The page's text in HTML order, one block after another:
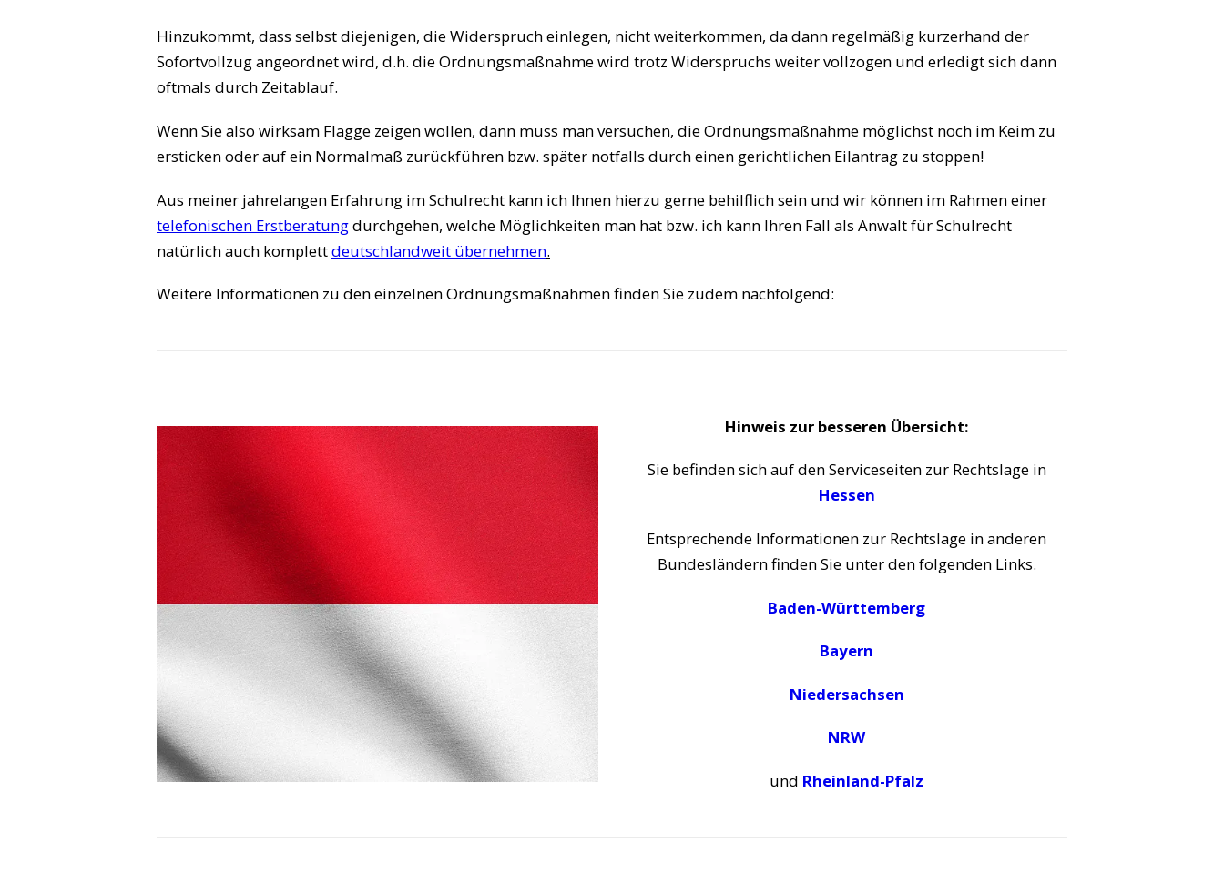
Hinzukommt, dass selbst diejenigen, die Widerspruch einlegen, nicht weiterkommen, da dann regelmäßig kurzerhand der
Sofortvollzug angeordnet wird, d.h. die Ordnungsmaßnahme wird trotz Widerspruchs weiter vollzogen und erledigt sich dann
oftmals durch Zeitablauf.
Wenn Sie also wirksam Flagge zeigen wollen, dann muss man versuchen, die Ordnungsmaßnahme möglichst noch im Keim zu
ersticken oder auf ein Normalmaß zurückführen bzw. später notfalls durch einen gerichtlichen Eilantrag zu stoppen!
Aus meiner jahrelangen Erfahrung im Schulrecht kann ich Ihnen hierzu gerne behilflich sein und wir können im Rahmen einer
telefonischen Erstberatungdurchgehen, welche Möglichkeiten man hat bzw. ich kann Ihren Fall als Anwalt für Schulrecht
natürlich auch komplettdeutschlandweit übernehmen.
Weitere Informationen zu den einzelnen Ordnungsmaßnahmen finden Sie zudem nachfolgend:
Hinweis zur besseren Übersicht:
Sie befinden sich auf den Serviceseiten zur Rechtslage in
Hessen
Entsprechende Informationen zur Rechtslage in anderen
Bundesländern finden Sie unter den folgenden Links.
Baden-Württemberg
Bayern
Niedersachsen
NRW
und Rheinland-Pfalz